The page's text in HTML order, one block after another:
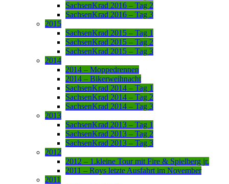
SachsenKrad 2016 – Tag 2
SachsenKrad 2016 – Tag 3
2015
SachsenKrad 2015 – Tag 1
SachsenKrad 2015 – Tag 2
SachsenKrad 2015 – Tag 3
2014
2014 – Moppedrennen
2014 – Bikerweihnacht
SachsenKrad 2014 – Tag 1
SachsenKrad 2014 – Tag 2
SachsenKrad 2014 – Tag 3
2013
SachsenKrad 2013 – Tag 1
SachsenKrad 2013 – Tag 2
SachsenKrad 2013 – Tag 3
2012
2012 – 1.kleine Tour mit Fire & Spielberg jr.
2011 – Roys letzte Ausfahrt im November
2011